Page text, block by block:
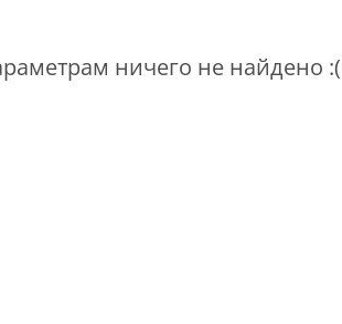
ничего не найдено :(